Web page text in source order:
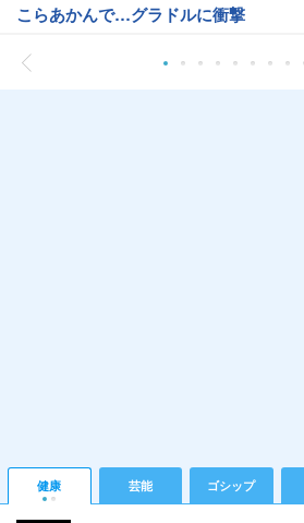
こらあかんで…グラドルに衝撃
健康 芸能 ゴシップ